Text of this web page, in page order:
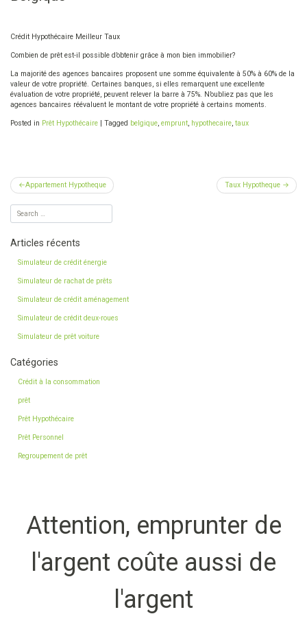
Crédit Hypothécaire Meilleur Taux
Combien de prêt est-il possible d’obtenir grâce à mon bien immobilier?
La majorité des agences bancaires proposent une somme équivalente à 50% à 60% de la
valeur de votre propriété. Certaines banques, si elles remarquent une excellente
évaluation de votre propriété, peuvent relever la barre à 75%. N’oubliez pas que les
agences bancaires réévaluent le montant de votre propriété à certains moments.
Posted in Prêt Hypothécaire Tagged belgique, emprunt, hypothecaire, taux
Navigation
de
l’article
Appartement Hypotheque Taux Hypotheque
Articles récents
Simulateur de crédit énergie
Simulateur de rachat de prêts
Simulateur de crédit aménagement
Simulateur de crédit deux-roues
Simulateur de prêt voiture
Catégories
Crédit à la consommation
prêt
Prêt Hypothécaire
Prêt Personnel
Regroupement de prêt
Attention, emprunter de
l'argent coûte aussi de
l'argent